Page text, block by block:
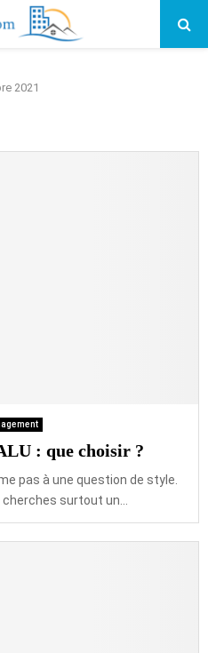
2021
: que choisir ?
pas à une question de style.
surtout un...